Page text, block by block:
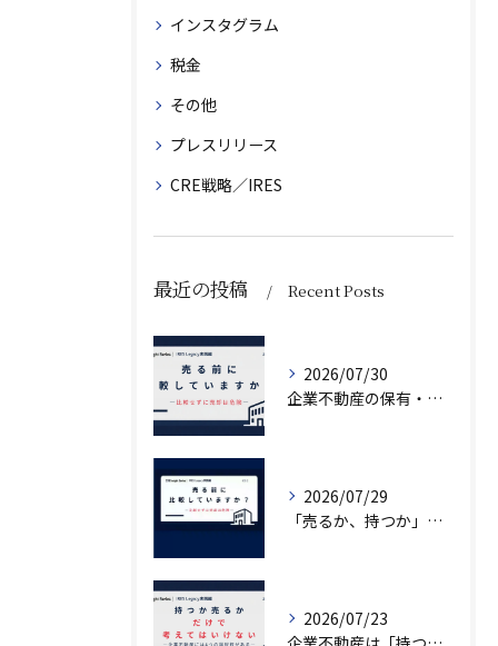
インスタグラム
税金
その他
プレスリリース
CRE戦略／IRES
最近の投稿 Recent Posts
2026/07/30
企業不動産の保有・活用・売却・組み換えをどう比較するか｜CRE戦略の8つの評価軸
2026/07/29
「売るか、持つか」で悩んでいませんか？
2026/07/23